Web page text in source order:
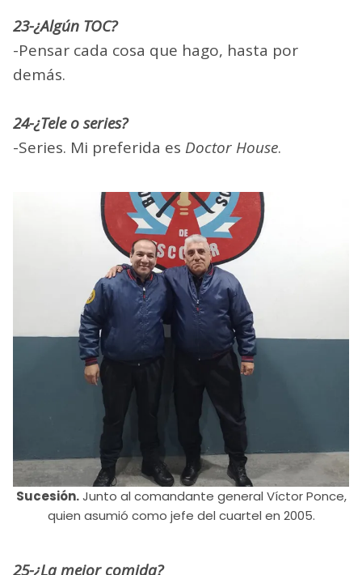
23-¿Algún TOC?
-Pensar cada cosa que hago, hasta por
demás.
24-¿Tele o series?
-Series. Mi preferida es Doctor House.
Sucesión.Junto al comandante general Víctor Ponce,
quien asumió como jefe del cuartel en 2005.
25-¿La mejor comida?